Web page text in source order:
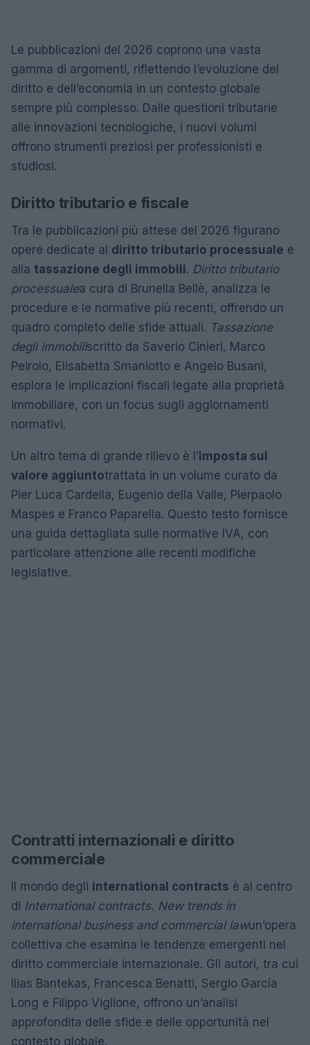
Le pubblicazioni del 2026 coprono una vasta
gamma di argomenti, riflettendo l’evoluzione del
diritto e dell’economia in un contesto globale
sempre più complesso. Dalle questioni tributarie
alle innovazioni tecnologiche, i nuovi volumi
offrono strumenti preziosi per professionisti e
studiosi.
Diritto tributario e fiscale
Tra le pubblicazioni più attese del 2026 figurano
opere dedicate al diritto tributario processuale e
alla tassazione degli immobili. Diritto tributario
processualea cura di Brunella Bellè, analizza le
procedure e le normative più recenti, offrendo un
quadro completo delle sfide attuali. Tassazione
degli immobiliscritto da Saverio Cinieri, Marco
Peirolo, Elisabetta Smaniotto e Angelo Busani,
esplora le implicazioni fiscali legate alla proprietà
immobiliare, con un focus sugli aggiornamenti
normativi.
Un altro tema di grande rilievo è l’imposta sul
valore aggiuntotrattata in un volume curato da
Pier Luca Cardella, Eugenio della Valle, Pierpaolo
Maspes e Franco Paparella. Questo testo fornisce
una guida dettagliata sulle normative IVA, con
particolare attenzione alle recenti modifiche
legislative.
Contratti internazionali e diritto
commerciale
Il mondo degli international contracts è al centro
di International contracts. New trends in
international business and commercial lawun’opera
collettiva che esamina le tendenze emergenti nel
diritto commerciale internazionale. Gli autori, tra cui
Ilias Bantekas, Francesca Benatti, Sergio García
Long e Filippo Viglione, offrono un’analisi
approfondita delle sfide e delle opportunità nel
contesto globale.